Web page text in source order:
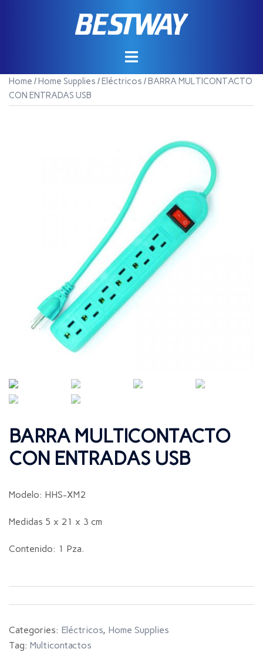
Home /Home Supplies /Eléctricos / BARRA MULTICONTACTO
CON ENTRADAS USB
BARRA MULTICONTACTO
CON ENTRADAS USB
Modelo: HHS-XM2
Medidas 5 x 21 x 3 cm
Contenido: 1 Pza.
Categories: Eléctricos, Home Supplies
Tag: Multicontactos